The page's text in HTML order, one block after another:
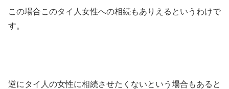
この場合このタイ人女性への相続もありえるというわけで
す。
逆にタイ人の女性に相続させたくないという場合もあると